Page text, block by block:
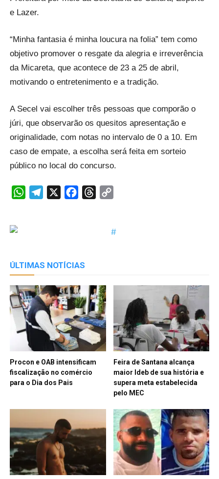
e Lazer.
“Minha fantasia é minha loucura na folia” tem como
objetivo promover o resgate da alegria e irreverência
da Micareta, que acontece de 23 a 25 de abril,
motivando o entretenimento e a tradição.
A Secel vai escolher três pessoas que comporão o
júri, que observarão os quesitos apresentação e
originalidade, com notas no intervalo de 0 a 10. Em
caso de empate, a escolha será feita em sorteio
público no local do concurso.
WhatsAppTelegram FacebookThreads
ÚLTIMAS NOTÍCIAS
Procon e OAB intensificam
fiscalização no comércio
para o Dia dos Pais
Feira de Santana alcança
maior Ideb de sua história e
supera meta estabelecida
pelo MEC